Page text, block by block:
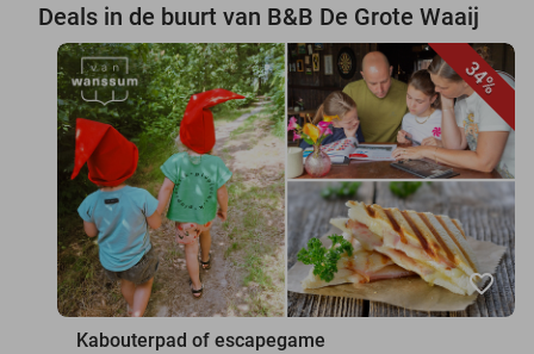
Deals in de buurt van B&B De Grote Waaij
34%
favorite_border
Kabouterpad of escapegame